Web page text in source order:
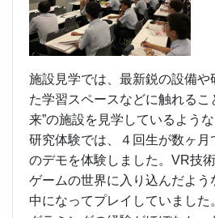
施設見学では、最新鋭の設備や
た学習スペースなどに触れるこ
来”の施設を見学しているよう
研究体験では、４回生が数ヶ月
のデモを体験しました。VR技
ゲームの世界に入り込んだよう
中になってプレイしていました